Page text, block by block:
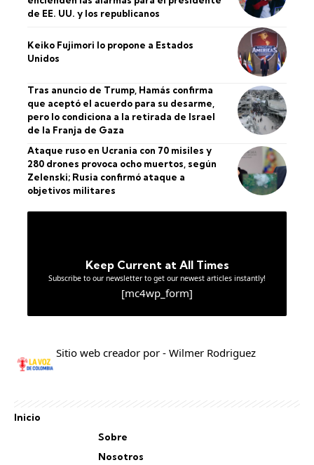
de EE. UU. y los republicanos
Keiko Fujimori lo propone a Estados
Unidos
Tras anuncio de Trump, Hamás confirma
que aceptó el acuerdo para su desarme,
pero lo condiciona a la retirada de Israel
de la Franja de Gaza
Ataque ruso en Ucrania con 70 misiles y
280 drones provoca ocho muertos, según
Zelenski; Rusia confirmó ataque a
objetivos militares
Keep Current at All Times
Subscribe to our newsletter to get our newest articles instantly!
[mc4wp_form]
Sitio web creador por - Wilmer Rodriguez
Inicio
Sobre
Nosotros